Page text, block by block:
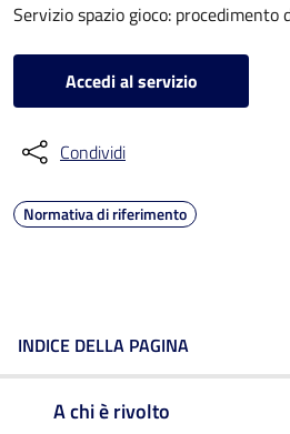
Servizio spazio gioco:
Accedi al servizio
Condividi
Normativa di riferimento
INDICE DELLA PAGINA
A chi è rivolto